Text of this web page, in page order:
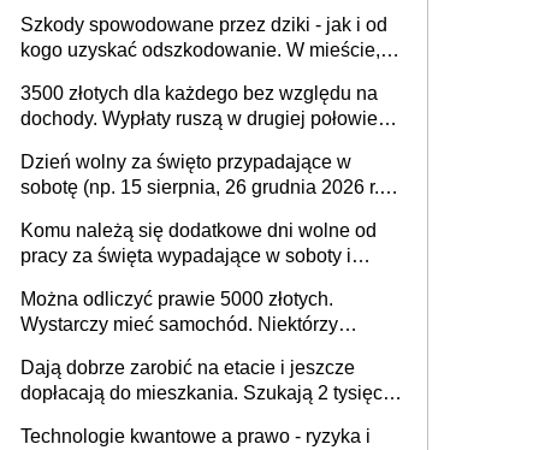
odliczenie
mld zł
Szkody spowodowane przez dziki - jak i od
kogo uzyskać odszkodowanie. W mieście,
3500 złotych dla każdego bez względu na
dochody. Wypłaty ruszą w drugiej połowie
Dzień wolny za święto przypadające w
sobotę (np. 15 sierpnia, 26 grudnia 2026 r.) –
pracodawcy (sektor prywatny i administracja
publiczna), najczęstsze pytania
Komu należą się dodatkowe dni wolne od
pracy za święta wypadające w soboty i
Można odliczyć prawie 5000 złotych.
Wystarczy mieć samochód. Niektórzy
skarbówką
Dają dobrze zarobić na etacie i jeszcze
dopłacają do mieszkania. Szukają 2 tysięcy
Technologie kwantowe a prawo - ryzyka i